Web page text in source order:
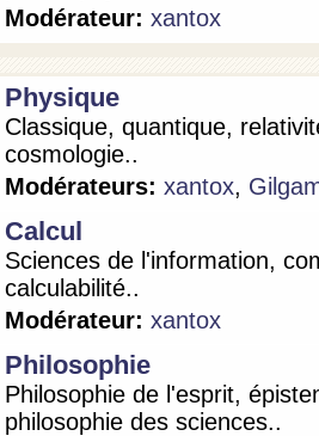
Modérateur: xantox
Physique
Classique, quantique,
cosmologie..
Modérateurs: xantox,
Calcul
Sciences de l'information,
calculabilité..
Modérateur: xantox
Philosophie
Philosophie de l'esprit,
philosophie des sciences..